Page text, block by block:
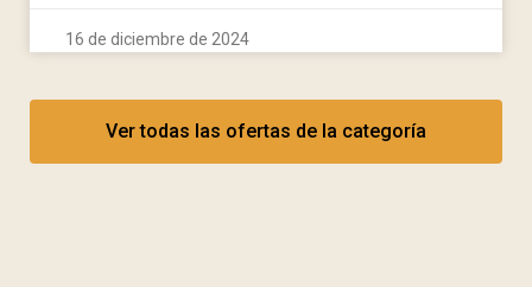
16 de diciembre de 2024
Ver todas las ofertas de la categoría